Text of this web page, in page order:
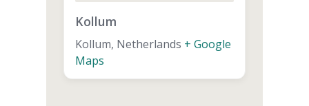
Kollum
Kollum, Netherlands + Google
Maps